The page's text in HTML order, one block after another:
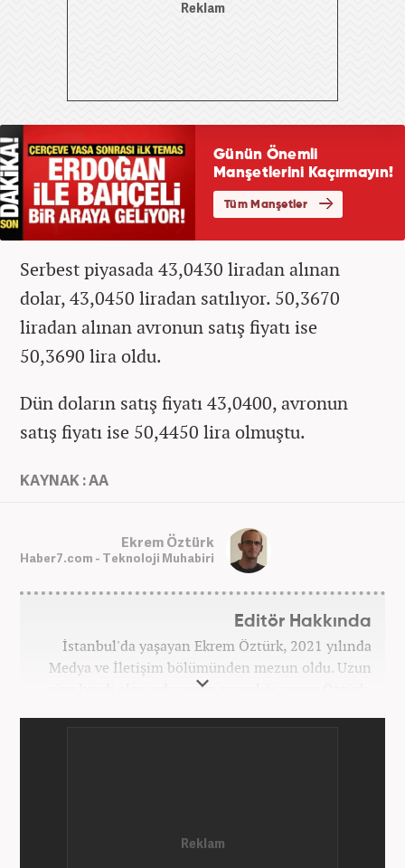
Serbest piyasada 43,0430 liradan alınan
dolar, 43,0450 liradan satılıyor. 50,3670
liradan alınan avronun satış fiyatı ise
50,3690 lira oldu.
Dün doların satış fiyatı 43,0400, avronun
satış fiyatı ise 50,4450 lira olmuştu.
KAYNAK : AA
Ekrem Öztürk
Haber7.com - Teknoloji Muhabiri
Editör Hakkında
İstanbul'da yaşayan Ekrem Öztürk, 2021 yılında
Medya ve İletişim bölümünden mezun oldu. Uzun
süre kendi alanında metin yazarlığı yapan Öztürk,